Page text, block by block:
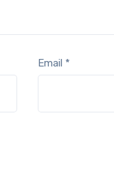
Email *